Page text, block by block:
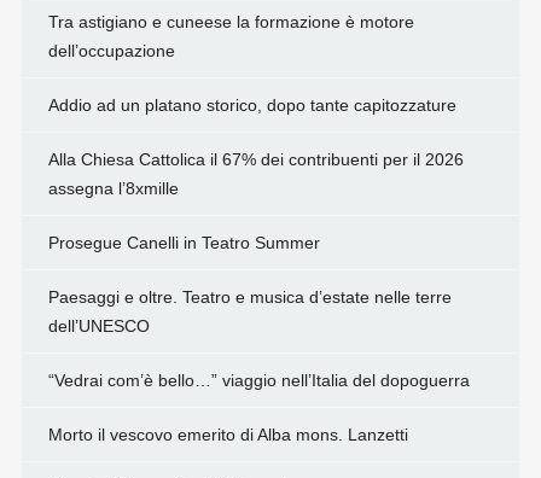
Tra astigiano e cuneese la formazione è motore
dell’occupazione
Addio ad un platano storico, dopo tante capitozzature
Alla Chiesa Cattolica il 67% dei contribuenti per il 2026
assegna l’8xmille
Prosegue Canelli in Teatro Summer
Paesaggi e oltre. Teatro e musica d’estate nelle terre
dell’UNESCO
“Vedrai com’è bello…” viaggio nell’Italia del dopoguerra
Morto il vescovo emerito di Alba mons. Lanzetti